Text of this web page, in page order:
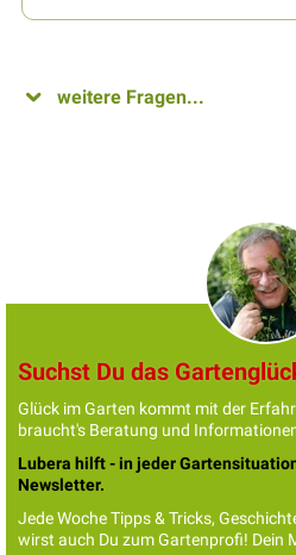
weitere Fragen...
Suchst Du das
Glück im Garten kommt mit der
braucht's Beratung und
Lubera hilft - in jeder
Newsletter.
Jede Woche Tipps & Tricks,
wirst auch Du zum Gartenprofi! Dein